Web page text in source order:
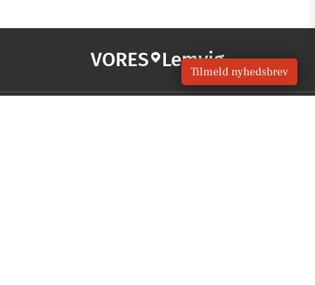
VORES Lemvig
Tilmeld nyhedsbrev